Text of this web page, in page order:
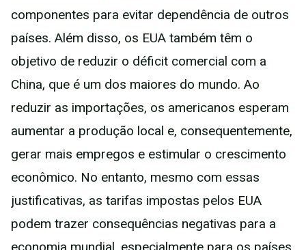
componentes para evitar dependência de outros
países. Além disso, os EUA também têm o
objetivo de reduzir o déficit comercial com a
China, que é um dos maiores do mundo. Ao
reduzir as importações, os americanos esperam
aumentar a produção local e, consequentemente,
gerar mais empregos e estimular o crescimento
econômico. No entanto, mesmo com essas
justificativas, as tarifas impostas pelos EUA
podem trazer consequências negativas para a